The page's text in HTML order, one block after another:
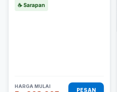
☕ Sarapan
HARGA MULAI
PESAN